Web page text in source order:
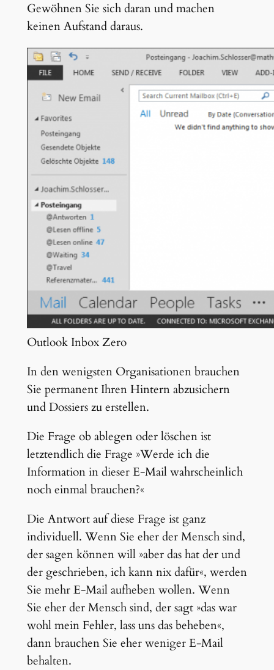
Gewöhnen Sie sich daran und machen
keinen Aufstand daraus.
Outlook Inbox Zero
In den wenigsten Organisationen brauchen
Sie permanent Ihren Hintern abzusichern
und Dossiers zu erstellen.
Die Frage ob ablegen oder löschen ist
letztendlich die Frage »Werde ich die
Information in dieser E-Mail wahrscheinlich
noch einmal brauchen?«
Die Antwort auf diese Frage ist ganz
individuell. Wenn Sie eher der Mensch sind,
der sagen können will »aber das hat der und
der geschrieben, ich kann nix dafür«, werden
Sie mehr E-Mail aufheben wollen. Wenn
Sie eher der Mensch sind, der sagt »das war
wohl mein Fehler, lass uns das beheben«,
dann brauchen Sie eher weniger E-Mail
behalten.